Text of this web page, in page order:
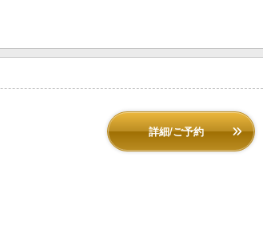
詳細/ご予約